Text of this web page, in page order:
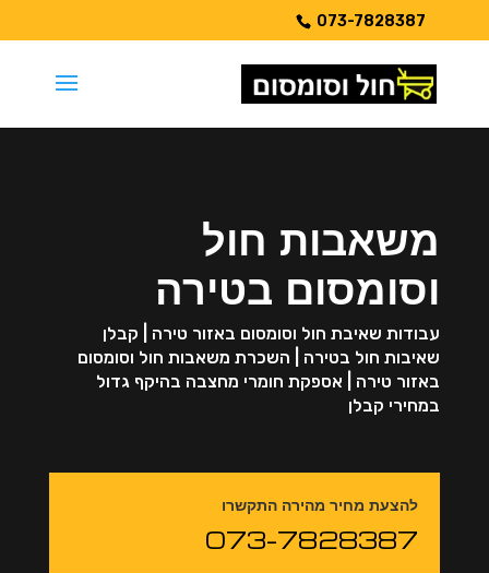
073-7828387
משאבות חול
וסומסום בטירה
עבודות שאיבת חול וסומסום באזור טירה | קבלן
שאיבות חול בטירה | השכרת משאבות חול וסומסום
באזור טירה | אספקת חומרי מחצבה בהיקף גדול
במחירי קבלן
להצעת מחיר מהירה התקשרו
073-7828387